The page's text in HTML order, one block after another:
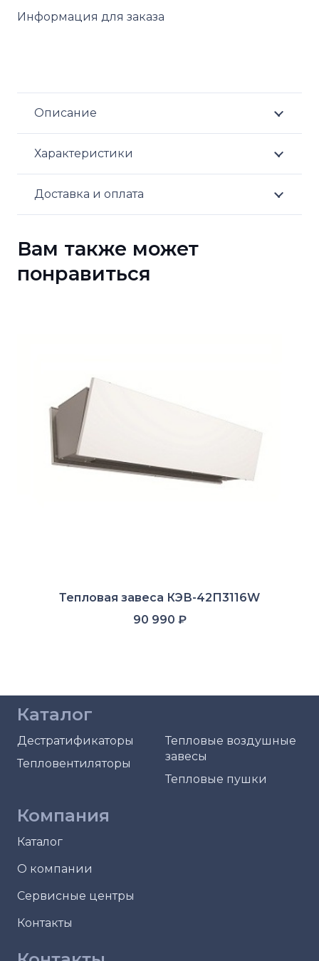
Информация для заказа
Описание
Характеристики
Доставка и оплата
Вам также может
понравиться
Тепловая завеса КЭВ-42П3116W
90 990 ₽
Каталог
Дестратификаторы
Тепловентиляторы
Тепловые воздушные
завесы
Тепловые пушки
Компания
Каталог
О компании
Сервисные центры
Контакты